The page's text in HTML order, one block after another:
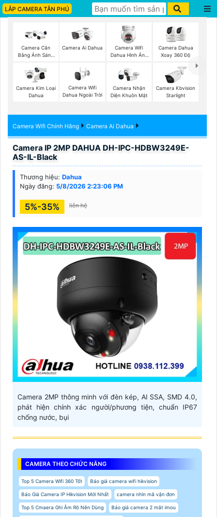
LẮP CAMERA TÂN PHÚ
Camera Cân
Bằng Ánh Sáng
Camera Ai Dahua
Camera Wifi
Dahua Hình Ảnh
Camera Dahua
Xoay 360 Độ
Camera Kim Loại
Dahua
Camera Wifi
Dahua Ngoài Trời
Camera Nhận
Diện Khuôn Mặt
Camera Kbvision
Starlight
Camera Wifi Chính Hãng Camera Ai Dahua
Camera IP 2MP DAHUA DH-IPC-HDBW3249E-
AS-IL-Black
Thương hiệu: Dahua
Ngày đăng: 5/8/2026 2:23:06 PM
5%-35% liên hệ
Camera 2MP thông minh với đèn kép, AI SSA, SMD 4.0,
phát hiện chính xác người/phương tiện, chuẩn IP67
chống nước, bụi
CAMERA THEO CHỨC NĂNG
Top 5 Camera Wifi 360 Tốt Báo giá camera wifi hikvision
Báo Giá Camera IP Hikvision Mới Nhất camera nhìn mã vận đơn
Top 5 Cmaera Ghi Âm Rõ Nên Dùng Báo giá camera 2 mắt imou